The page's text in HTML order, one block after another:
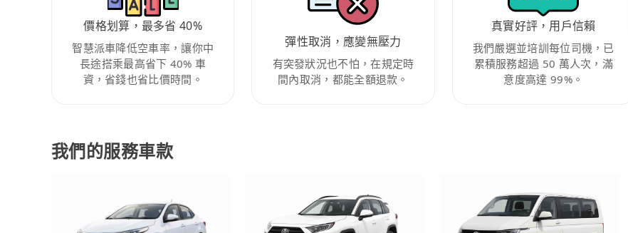
價格划算，最多省 40%
智慧派車降低空車率，讓你中
長途搭乘最高省下 40% 車
資，省錢也省比價時間。
彈性取消，應變無壓力
有突發狀況也不怕，在規定時
間內取消，都能全額退款。
真實好評，用戶信賴
我們嚴選並培訓每位司機，已
累積服務超過 50 萬人次，滿
意度高達 99%。
我們的服務車款